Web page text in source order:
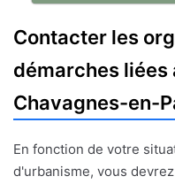
Contacter les
démarches liées
Chavagnes-en-
En fonction de votre
d'urbanisme, vous